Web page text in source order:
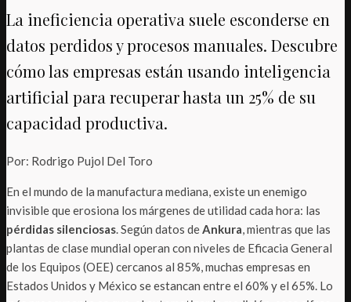
La ineficiencia operativa suele esconderse en
datos perdidos y procesos manuales. Descubre
cómo las empresas están usando inteligencia
artificial para recuperar hasta un 25% de su
capacidad productiva.
Por: Rodrigo Pujol Del Toro
En el mundo de la manufactura mediana, existe un enemigo
invisible que erosiona los márgenes de utilidad cada hora: las
pérdidas silenciosas. Según datos deAnkura, mientras que las
plantas de clase mundial operan con niveles de Eficacia General
de los Equipos (OEE) cercanos al 85%, muchas empresas en
Estados Unidos y México se estancan entre el 60% y el 65%. Lo